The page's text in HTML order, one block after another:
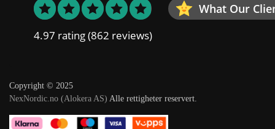
What Our
4.97 rating(862 reviews)
Copyright © 2025
NexNordic.no (Alokera AS) Alle rettigheter reservert.